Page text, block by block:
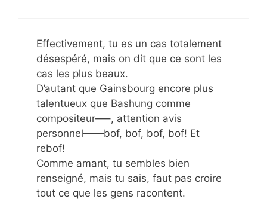
Effectivement, tu es un cas totalement
désespéré, mais on dit que ce sont les
cas les plus beaux.
D’autant que Gainsbourg encore plus
talentueux que Bashung comme
compositeur—–, attention avis
personnel——bof, bof, bof, bof! Et
rebof!
Comme amant, tu sembles bien
renseigné, mais tu sais, faut pas croire
tout ce que les gens racontent.